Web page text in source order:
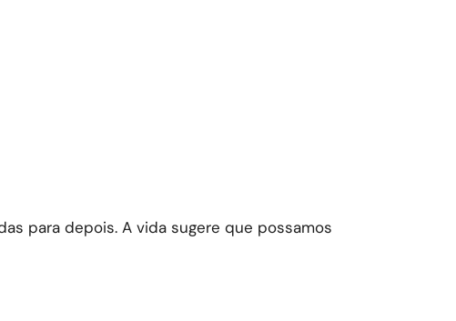
para depois. A vida sugere que possamos